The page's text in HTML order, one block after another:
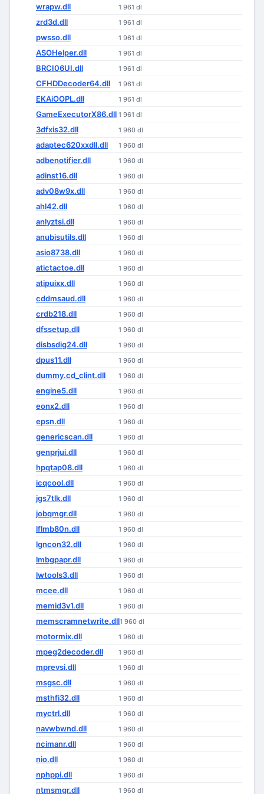
wrapw.dll 1 961 dl
zrd3d.dll 1 961 dl
pwsso.dll 1 961 dl
ASOHelper.dll 1 961 dl
BRCI06UI.dll 1 961 dl
CFHDDecoder64.dll 1 961 dl
EKAiOOPL.dll 1 961 dl
GameExecutorX86.dll 1 961 dl
3dfxis32.dll 1 960 dl
adaptec620xxdll.dll 1 960 dl
adbenotifier.dll 1 960 dl
adinst16.dll 1 960 dl
adv08w9x.dll 1 960 dl
ahl42.dll 1 960 dl
anlyztsi.dll 1 960 dl
anubisutils.dll 1 960 dl
asio8738.dll 1 960 dl
atictactoe.dll 1 960 dl
atipuixx.dll 1 960 dl
cddmsaud.dll 1 960 dl
crdb218.dll 1 960 dl
dfssetup.dll 1 960 dl
disbsdig24.dll 1 960 dl
dpus11.dll 1 960 dl
dummy.cd_clint.dll 1 960 dl
engine5.dll 1 960 dl
eonx2.dll 1 960 dl
epsn.dll 1 960 dl
genericscan.dll 1 960 dl
genprjui.dll 1 960 dl
hpqtap08.dll 1 960 dl
icqcool.dll 1 960 dl
jgs7tlk.dll 1 960 dl
jobqmgr.dll 1 960 dl
lflmb80n.dll 1 960 dl
lgncon32.dll 1 960 dl
lmbgpapr.dll 1 960 dl
lwtools3.dll 1 960 dl
mcee.dll 1 960 dl
memid3v1.dll 1 960 dl
memscramnetwrite.dll1 960 dl
motormix.dll 1 960 dl
mpeg2decoder.dll 1 960 dl
mprevsi.dll 1 960 dl
msgsc.dll 1 960 dl
msthfi32.dll 1 960 dl
myctrl.dll 1 960 dl
navwbwnd.dll 1 960 dl
ncimanr.dll 1 960 dl
nio.dll 1 960 dl
nphppi.dll 1 960 dl
ntmsmgr.dll 1 960 dl